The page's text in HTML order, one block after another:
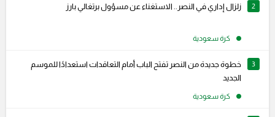
2 زلزال إداري في النصر.. الاستغناء عن مسؤول برتغالي بارز
كرة سعودية
3
خطوة جديدة من النصر تفتح الباب أمام التعاقدات استعدادًا للموسم
الجديد
كرة سعودية